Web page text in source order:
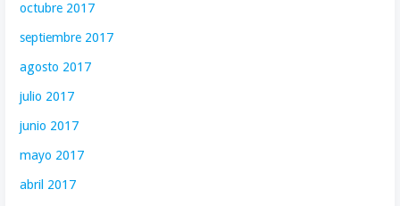
octubre 2017
septiembre 2017
agosto 2017
julio 2017
junio 2017
mayo 2017
abril 2017